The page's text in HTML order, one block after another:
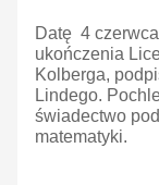
Datę 4
ukończenia
Kolberga,
Lindego.
świadectwo
matematyki.